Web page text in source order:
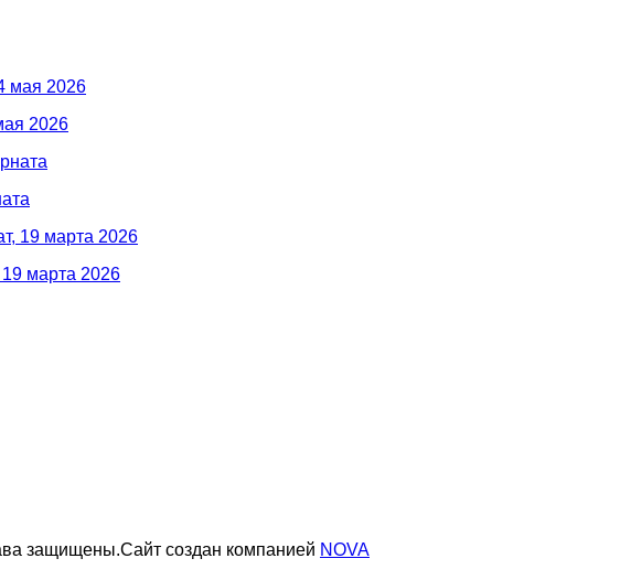
2026
марта 2026
защищены.Сайт создан компанией NOVA